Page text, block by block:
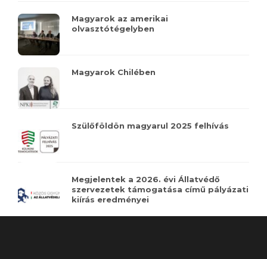
Magyarok az amerikai
olvasztótégelyben
Magyarok Chilében
Szülőföldön magyarul 2025 felhívás
Megjelentek a 2026. évi Állatvédő
szervezetek támogatása című pályázati
kiírás eredményei